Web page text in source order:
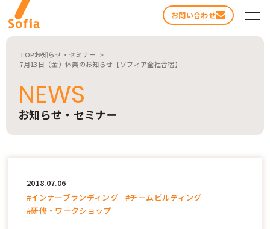
お問い合わせ
する
TOPお知らせ・セミナー
7月13日（金）休業のお知らせ【ソフィア全社合宿】
NEWS
お知らせ・セミナー
2018.07.06
#インナーブランディング
#チームビルディング
#研修・ワークショップ